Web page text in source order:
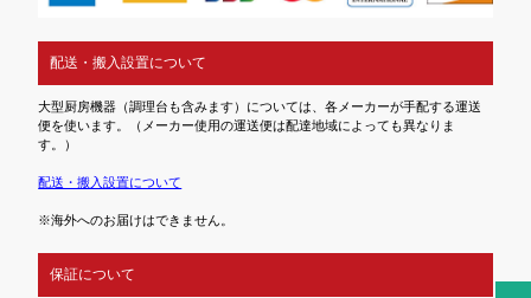
配送・搬入設置について
大型厨房機器（調理台も含みます）については、各メーカーが手配する運送
便を使います。（メーカー使用の運送便は配達地域によっても異なりま
す。）
配送・搬入設置について
※海外へのお届けはできません。
保証について